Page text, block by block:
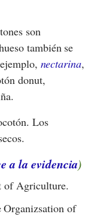
son
también se
nectarina,
donut,
Los
a la evidencia)
of Agriculture.
of